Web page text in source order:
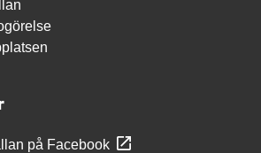
på Facebook